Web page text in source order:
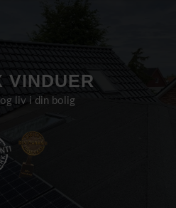
VINDUER
liv i din bolig